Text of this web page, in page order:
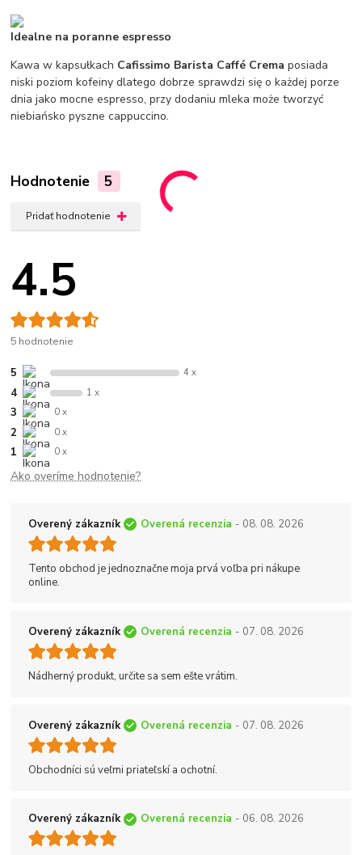
Idealne na poranne espresso
Kawa w kapsułkach Cafissimo Barista Caffé Crema posiada
niski poziom kofeiny dlatego dobrze sprawdzi się o każdej porze
dnia jako mocne espresso, przy dodaniu mleka może tworzyć
niebiańsko pyszne cappuccino.
Hodnotenie 5
Pridať hodnotenie
4.5
5 hodnotenie
5 4 x
4 1 x
3 0 x
2 0 x
1 0 x
Ako overíme hodnotenie?
Overený zákazník Overená recenzia - 08. 08. 2026
Tento obchod je jednoznačne moja prvá voľba pri nákupe
online.
Overený zákazník Overená recenzia - 07. 08. 2026
Nádherný produkt, určite sa sem ešte vrátim.
Overený zákazník Overená recenzia - 07. 08. 2026
Obchodníci sú veľmi priateľskí a ochotní.
Overený zákazník Overená recenzia - 06. 08. 2026